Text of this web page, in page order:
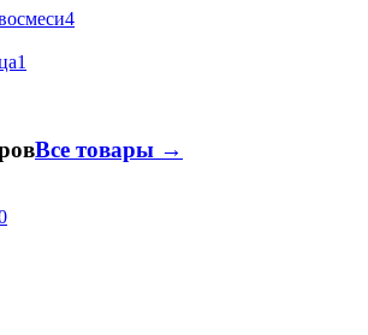
4
1
Все товары →